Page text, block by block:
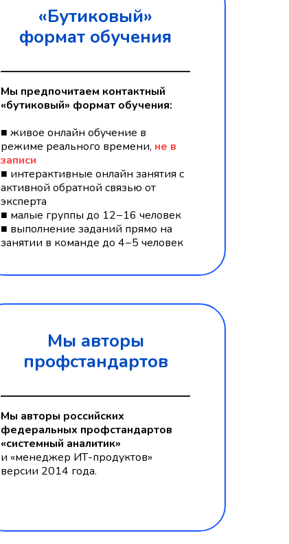
«Бутиковый»
формат обучения
Мы предпочитаем контактный
«бутиковый» формат обучения:
■ живое онлайн обучение в
режиме реального времени, не в
записи
■ интерактивные онлайн занятия c
активной обратной связью от
эксперта
■ малые группы до 12−16 человек
■ выполнение заданий прямо на
занятии в команде до 4−5 человек
Мы авторы
профстандартов
Мы авторы российских
федеральных профстандартов
«системный аналитик»
и «менеджер ИТ-продуктов»
версии 2014 года.